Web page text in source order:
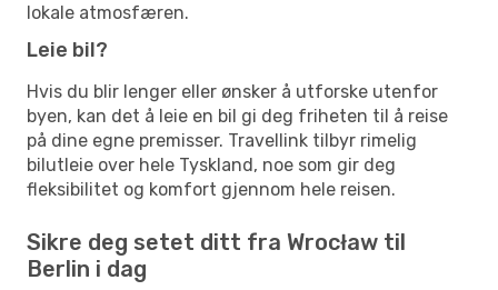
lokale atmosfæren.
Leie bil?
Hvis du blir lenger eller ønsker å utforske utenfor
byen, kan det å leie en bil gi deg friheten til å reise
på dine egne premisser. Travellink tilbyr rimelig
bilutleie over hele Tyskland, noe som gir deg
fleksibilitet og komfort gjennom hele reisen.
Sikre deg setet ditt fra Wrocław til
Berlin i dag